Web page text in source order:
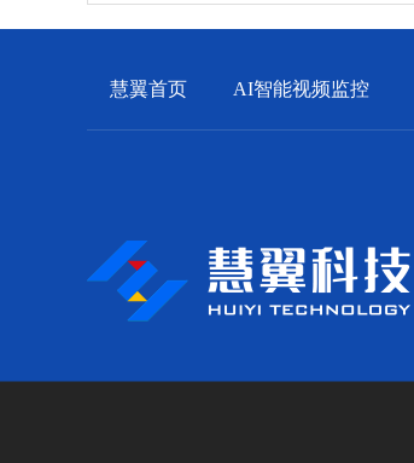
慧翼首页 AI智能视频监控